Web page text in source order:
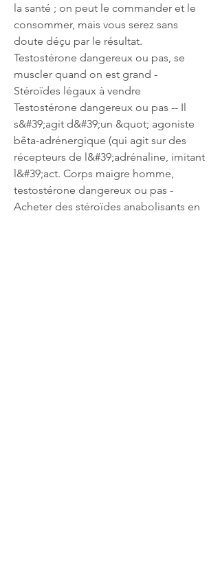
la santé ; on peut le commander et le
consommer, mais vous serez sans
doute déçu par le résultat.
Testostérone dangereux ou pas, se
muscler quand on est grand -
Stéroïdes légaux à vendre
Testostérone dangereux ou pas -- Il
s&#39;agit d&#39;un &quot; agoniste
bêta-adrénergique (qui agit sur des
récepteurs de l&#39;adrénaline, imitant
l&#39;act. Corps maigre homme,
testostérone dangereux ou pas -
Acheter des stéroïdes anabolisants en